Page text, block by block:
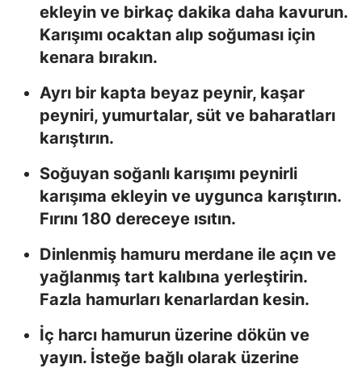
ekleyin ve birkaç dakika daha kavurun.
Karışımı ocaktan alıp soğuması için
kenara bırakın.
Ayrı bir kapta beyaz peynir, kaşar
peyniri, yumurtalar, süt ve baharatları
karıştırın.
Soğuyan soğanlı karışımı peynirli
karışıma ekleyin ve uygunca karıştırın.
Fırını 180 dereceye ısıtın.
Dinlenmiş hamuru merdane ile açın ve
yağlanmış tart kalıbına yerleştirin.
Fazla hamurları kenarlardan kesin.
İç harcı hamurun üzerine dökün ve
yayın. İsteğe bağlı olarak üzerine